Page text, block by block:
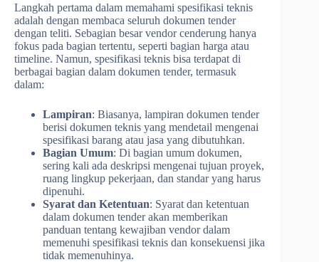
Langkah pertama dalam memahami spesifikasi teknis
adalah dengan membaca seluruh dokumen tender
dengan teliti. Sebagian besar vendor cenderung hanya
fokus pada bagian tertentu, seperti bagian harga atau
timeline. Namun, spesifikasi teknis bisa terdapat di
berbagai bagian dalam dokumen tender, termasuk
dalam:
Lampiran: Biasanya, lampiran dokumen tender
berisi dokumen teknis yang mendetail mengenai
spesifikasi barang atau jasa yang dibutuhkan.
Bagian Umum: Di bagian umum dokumen,
sering kali ada deskripsi mengenai tujuan proyek,
ruang lingkup pekerjaan, dan standar yang harus
dipenuhi.
Syarat dan Ketentuan: Syarat dan ketentuan
dalam dokumen tender akan memberikan
panduan tentang kewajiban vendor dalam
memenuhi spesifikasi teknis dan konsekuensi jika
tidak memenuhinya.